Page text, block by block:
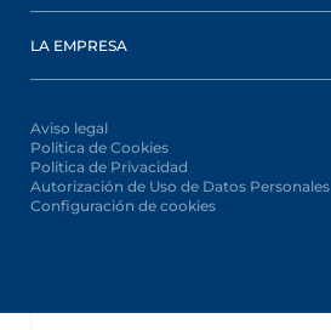
LA EMPRESA
Aviso legal
Política de Cookies
Política de Privacidad
Autorización de Uso de Datos Personales
Configuración de cookies